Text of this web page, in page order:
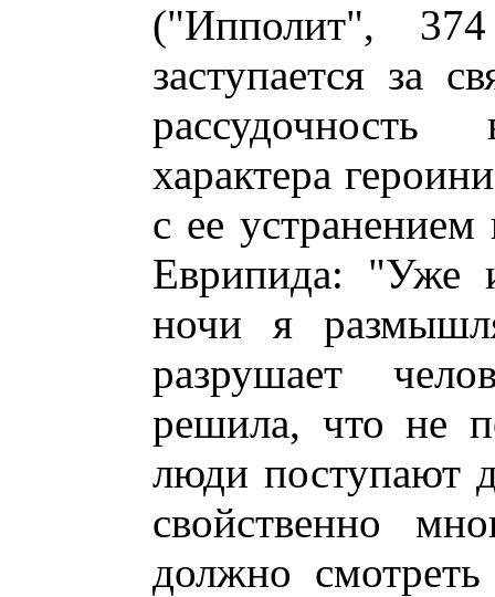
("Ипполит",
заступается за
характера
с ее
Еврипида: "Уже
ночи я
разрушает
решила, что не
люди поступают
свойственно
должно